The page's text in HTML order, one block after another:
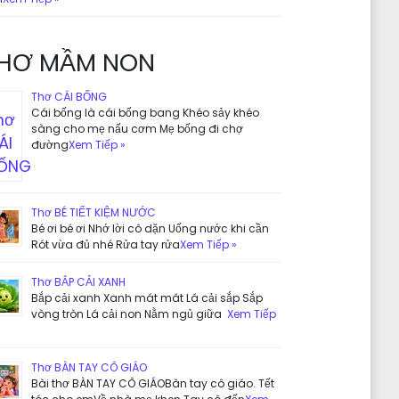
MẦM NON
Thơ CÁI BỐNG
Cái bống là cái bống bang Khéo sảy khéo
sàng cho mẹ nấu cơm Mẹ bống đi chợ
đườngXem Tiếp »
Thơ BÉ TIẾT KIỆM NƯỚC
Bé ơi bé ơi Nhớ lời cô dặn Uống nước khi cần
Rót vừa đủ nhé Rửa tay rửaXem Tiếp »
Thơ BẮP CẢI XANH
Bắp cải xanh Xanh mát mát Lá cải sắp Sắp
vòng tròn Lá cải non Nằm ngủ giữa Xem Tiếp
Thơ BÀN TAY CÔ GIÁO
Bài thơ BÀN TAY CÔ GIÁOBàn tay cô giáo. Tết